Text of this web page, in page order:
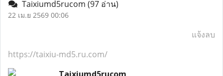
Taixiumd5rucom (97 อ่าน)
22 เม.ย 2569 00:06
แจ้งลบ
https://taixiu-md5.ru.com/